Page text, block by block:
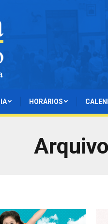
HORÁRIOS